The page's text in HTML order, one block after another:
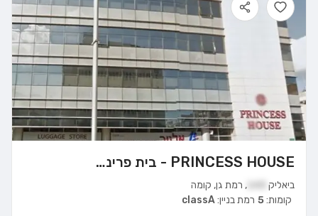
PRINCESS HOUSE - בית פרינסס
ביאליק , רמת גן, קומה
רמת בניין:classA קומות:5